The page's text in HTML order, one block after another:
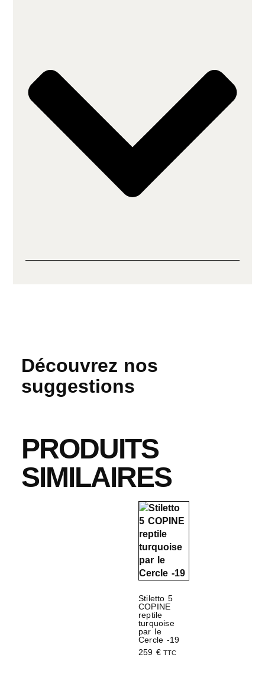
Découvrez nos
suggestions
PRODUITS
SIMILAIRES
Stiletto 5
COPINE
reptile
turquoise
par le
Cercle -19
259 €TTC